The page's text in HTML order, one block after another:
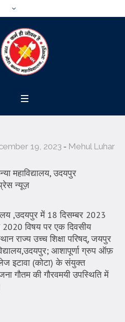
19, 2023 Mehul Luhar
महाविद्यालय, उदयपुर
न्यूज़
,उदयपुर में 18 दिसम्बर 2023
2020 विषय पर एक दिवसीय
राज्य उच्च शिक्षा परिषद्, जयपुर
आशापूर्णा ग्रुप ऑफ़
इटावा (कोटा) के संयुक्त
गौतम की गौरवमयी उपस्थिति में